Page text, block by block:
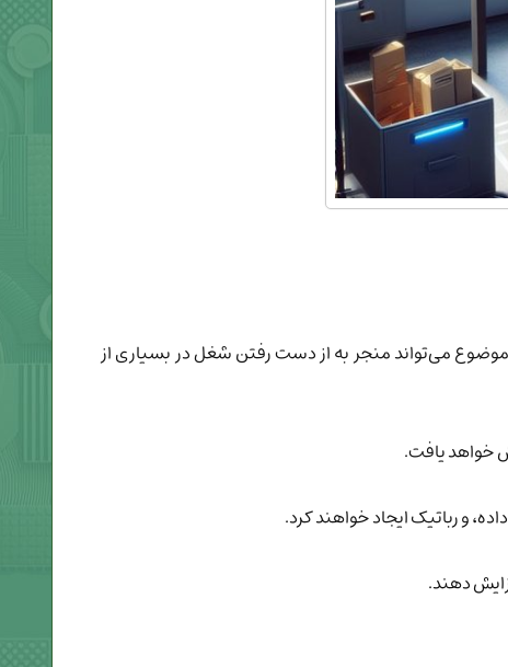
می‌تواند منجر به از دست رفتن شغل در بسیاری از
خواهد یافت.
و رباتیک ایجاد خواهند کرد.
دهند.